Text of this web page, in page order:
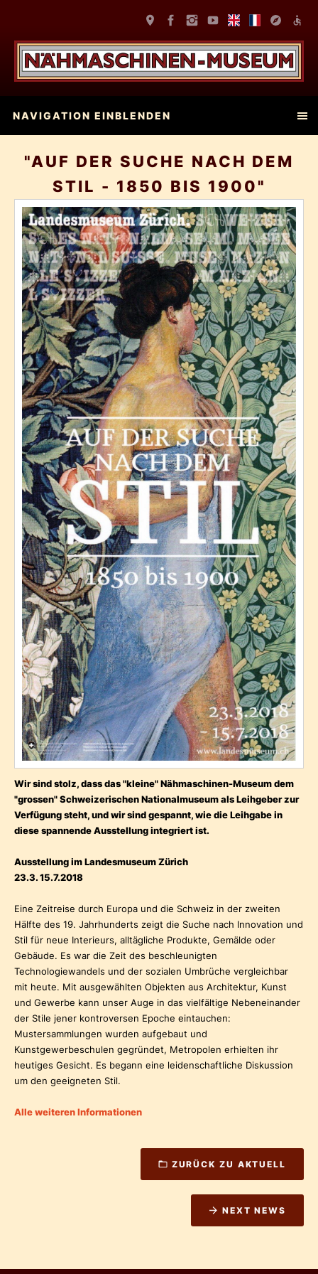
NAVIGATION EINBLENDEN
"AUF DER SUCHE NACH DEM
STIL - 1850 BIS 1900"
Wir sind stolz, dass das "kleine" Nähmaschinen-Museum dem
"grossen" Schweizerischen Nationalmuseum als Leihgeber zur
Verfügung steht, und wir sind gespannt, wie die Leihgabe in
diese spannende Ausstellung integriert ist.
Ausstellung im Landesmuseum Zürich
23.3. 15.7.2018
Eine Zeitreise durch Europa und die Schweiz in der zweiten
Hälfte des 19. Jahrhunderts zeigt die Suche nach Innovation und
Stil für neue Interieurs, alltägliche Produkte, Gemälde oder
Gebäude. Es war die Zeit des beschleunigten
Technologiewandels und der sozialen Umbrüche vergleichbar
mit heute. Mit ausgewählten Objekten aus Architektur, Kunst
und Gewerbe kann unser Auge in das vielfältige Nebeneinander
der Stile jener kontroversen Epoche eintauchen:
Mustersammlungen wurden aufgebaut und
Kunstgewerbeschulen gegründet, Metropolen erhielten ihr
heutiges Gesicht. Es begann eine leidenschaftliche Diskussion
um den geeigneten Stil.
Alle weiteren Informationen
ZURÜCK ZU AKTUELL
NEXT NEWS